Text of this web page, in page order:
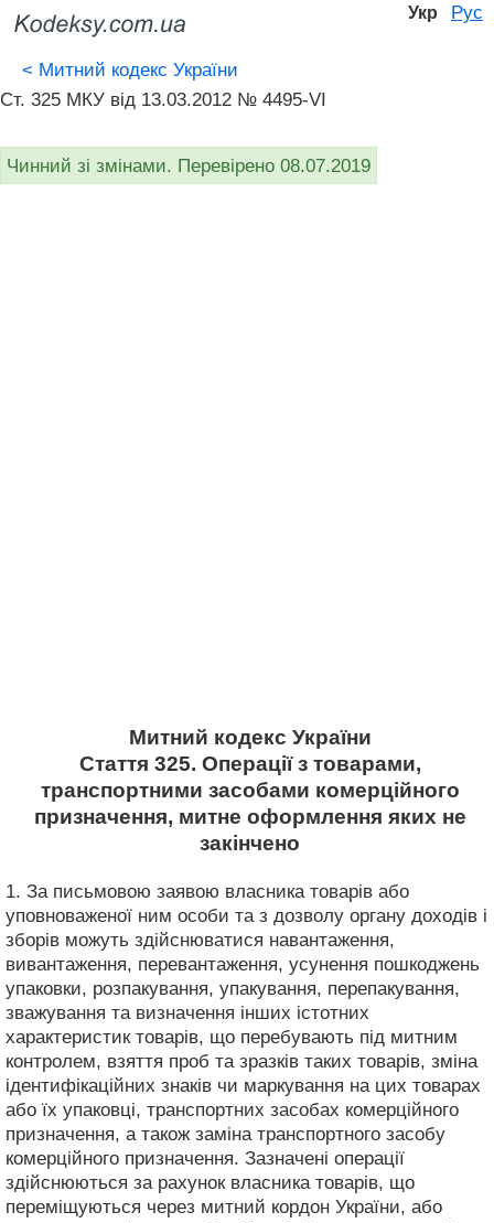
Укр Рус
< Митний кодекс України
Ст. 325 МКУ від 13.03.2012 № 4495-VI
Чинний зі змінами. Перевірено 08.07.2019
Митний кодекс України
Стаття 325. Операції з товарами,
транспортними засобами комерційного
призначення, митне оформлення яких не
закінчено
1. За письмовою заявою власника товарів або
уповноваженої ним особи та з дозволу органу доходів і
зборів можуть здійснюватися навантаження,
вивантаження, перевантаження, усунення пошкоджень
упаковки, розпакування, упакування, перепакування,
зважування та визначення інших істотних
характеристик товарів, що перебувають під митним
контролем, взяття проб та зразків таких товарів, зміна
ідентифікаційних знаків чи маркування на цих товарах
або їх упаковці, транспортних засобах комерційного
призначення, а також заміна транспортного засобу
комерційного призначення. Зазначені операції
здійснюються за рахунок власника товарів, що
переміщуються через митний кордон України, або